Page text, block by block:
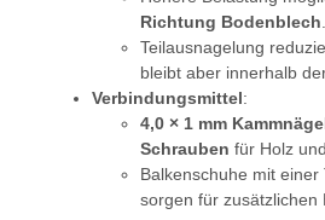
Richtung Bodenblech
Teilausnagelung
bleibt aber innerhalb
Verbindungsmittel:
4,0 × 1 mm
Schrauben für Holz
Balkenschuhe mit einer
sorgen für zusätzlichen